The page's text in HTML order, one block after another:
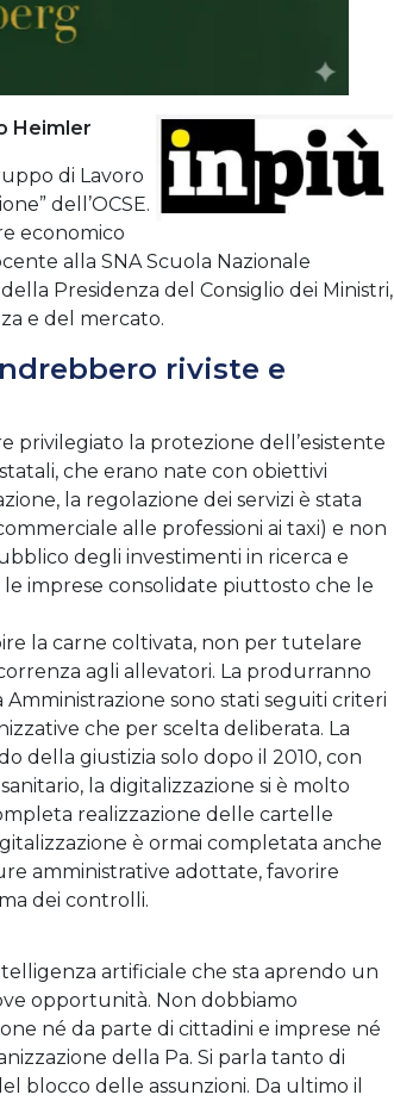
Heimler
di Lavoro
dell’OCSE.
economico
alla SNA Scuola Nazionale
Presidenza del Consiglio dei Ministri,
e del mercato.
riviste e
privilegiato la protezione dell’esistente
che erano nate con obiettivi
la regolazione dei servizi è stata
alle professioni ai taxi) e non
degli investimenti in ricerca e
imprese consolidate piuttosto che le
la carne coltivata, non per tutelare
agli allevatori. La produrranno
sono stati seguiti criteri
che per scelta deliberata. La
della giustizia solo dopo il 2010, con
la digitalizzazione si è molto
realizzazione delle cartelle
è ormai completata anche
amministrative adottate, favorire
dei controlli.
artificiale che sta aprendo un
opportunità. Non dobbiamo
né da parte di cittadini e imprese né
della Pa. Si parla tanto di
blocco delle assunzioni. Da ultimo il